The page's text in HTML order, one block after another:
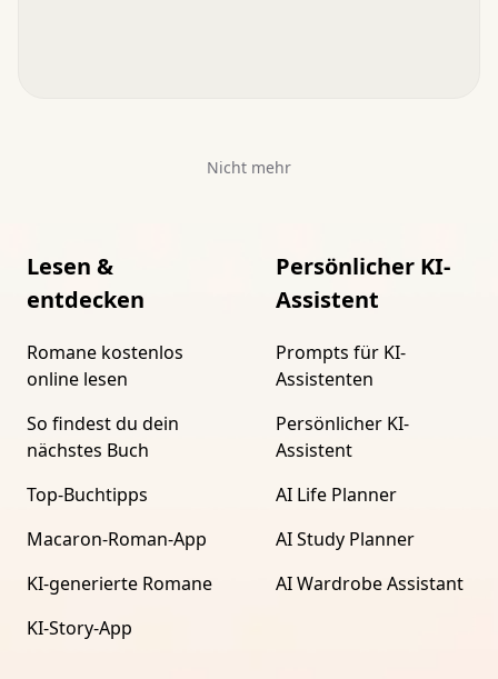
Nicht mehr
Lesen &
entdecken
Romane kostenlos
online lesen
So findest du dein
nächstes Buch
Top-Buchtipps
Macaron-Roman-App
KI-generierte Romane
KI-Story-App
Persönlicher KI-
Assistent
Prompts für KI-
Assistenten
Persönlicher KI-
Assistent
AI Life Planner
AI Study Planner
AI Wardrobe Assistant